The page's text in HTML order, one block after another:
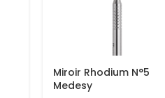
Miroir Rhodium N°5
Medesy